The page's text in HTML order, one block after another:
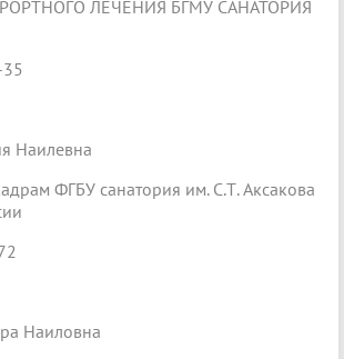
ЛЕЧЕНИЯ БГМУ САНАТОРИЯ
Наилевна
ФГБУ санатория им. С.Т. Аксакова
Наиловна